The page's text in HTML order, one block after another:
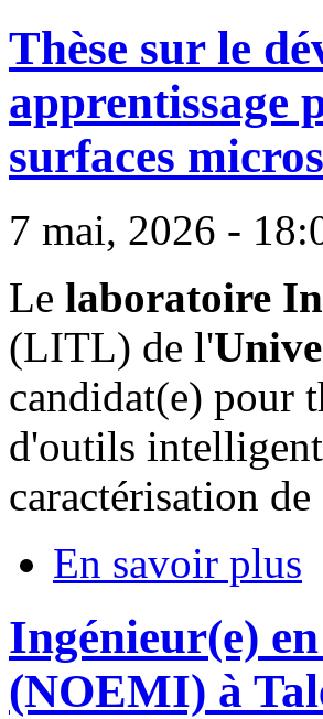
Thèse sur le
apprentissage
surfaces
7 mai, 2026 -
Le laboratoire
(LITL) de l'
candidat(e) pour
d'outils
caractérisation
En savoir plus
Ingénieur(e)
(NOEMI) à